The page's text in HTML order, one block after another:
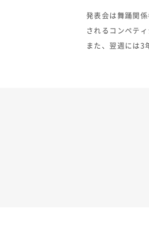
発表会は舞踊関
されるコンペテ
また、翌週には3